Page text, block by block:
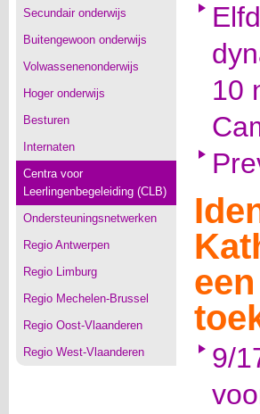
Secundair onderwijs
Buitengewoon onderwijs
Volwassenenonderwijs
Hoger onderwijs
Besturen
Internaten
Centra voor
Leerlingenbegeleiding (CLB)
Ondersteuningsnetwerken
Regio Antwerpen
Regio Limburg
Regio Mechelen-Brussel
Regio Oost-Vlaanderen
Regio West-Vlaanderen
10
9/